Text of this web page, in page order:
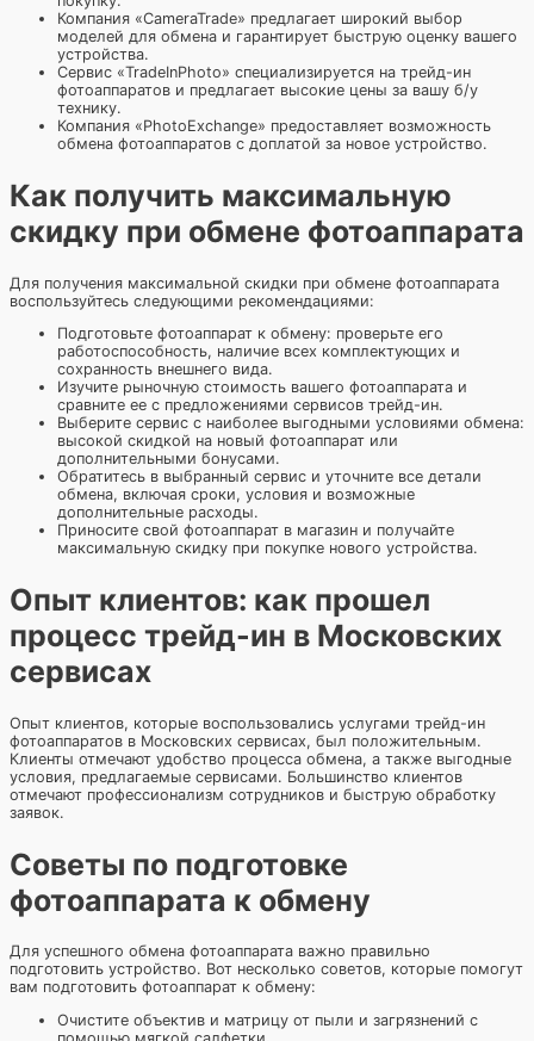
Компания «CameraTrade» предлагает широкий выбор
моделей для обмена и гарантирует быструю оценку вашего
устройства.
Сервис «TradeInPhoto» специализируется на трейд-ин
фотоаппаратов и предлагает высокие цены за вашу б/у
технику.
Компания «PhotoExchange» предоставляет возможность
обмена фотоаппаратов с доплатой за новое устройство.
Как получить максимальную
скидку при обмене фотоаппарата
Для получения максимальной скидки при обмене фотоаппарата
воспользуйтесь следующими рекомендациями:
Подготовьте фотоаппарат к обмену: проверьте его
работоспособность, наличие всех комплектующих и
сохранность внешнего вида.
Изучите рыночную стоимость вашего фотоаппарата и
сравните ее с предложениями сервисов трейд-ин.
Выберите сервис с наиболее выгодными условиями обмена:
высокой скидкой на новый фотоаппарат или
дополнительными бонусами.
Обратитесь в выбранный сервис и уточните все детали
обмена, включая сроки, условия и возможные
дополнительные расходы.
Приносите свой фотоаппарат в магазин и получайте
максимальную скидку при покупке нового устройства.
Опыт клиентов: как прошел
процесс трейд-ин в Московских
сервисах
Опыт клиентов, которые воспользовались услугами трейд-ин
фотоаппаратов в Московских сервисах, был положительным.
Клиенты отмечают удобство процесса обмена, а также выгодные
условия, предлагаемые сервисами. Большинство клиентов
отмечают профессионализм сотрудников и быструю обработку
заявок.
Советы по подготовке
фотоаппарата к обмену
Для успешного обмена фотоаппарата важно правильно
подготовить устройство. Вот несколько советов, которые помогут
вам подготовить фотоаппарат к обмену:
Очистите объектив и матрицу от пыли и загрязнений с